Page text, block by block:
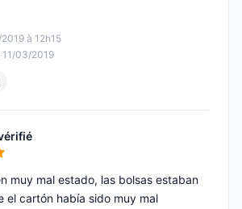
à 12h15
11/03/2019
muy mal estado, las bolsas estaban
el cartón había sido muy mal